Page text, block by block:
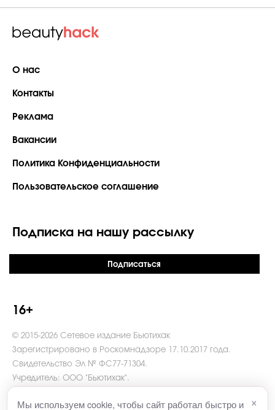
О нас
Контакты
Реклама
Вакансии
Политика Конфиденциальности
Пользовательское соглашение
Подписка на нашу рассылку
Подписаться
16+
© 2015-2026 Сетевое издание Бьютихак
Зарегистрировано в Роскомнадзоре 17.10.2017 года.
Свидетельство Эл № ФС77-71304.
Учредитель: ООО "Бьютихак".
Адрес редакции: 121069, г. Москва, пер. Столовый, д. 6.
Мы используем cookie, чтобы сайт работал быстро и ×